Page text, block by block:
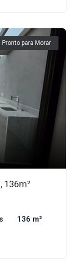
Pronto para Morar
136m²
136 m²